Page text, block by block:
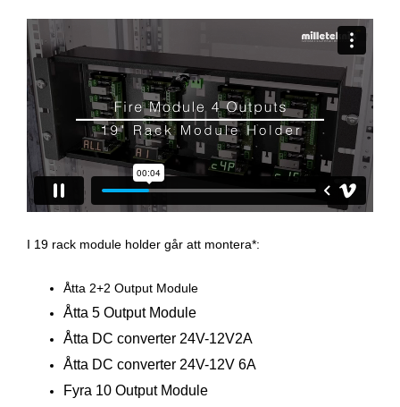
I 19 rack module holder går att montera*:
Åtta 2+2 Output Module
Åtta 5 Output Module
Åtta DC converter 24V-12V2A
Åtta DC converter 24V-12V 6A
Fyra 10 Output Module